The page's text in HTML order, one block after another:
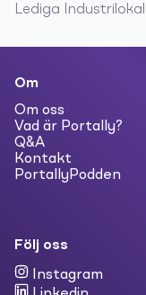
Lediga
Om
Om oss
Vad är Portally?
Q&A
Kontakt
PortallyPodden
Följ oss
Instagram